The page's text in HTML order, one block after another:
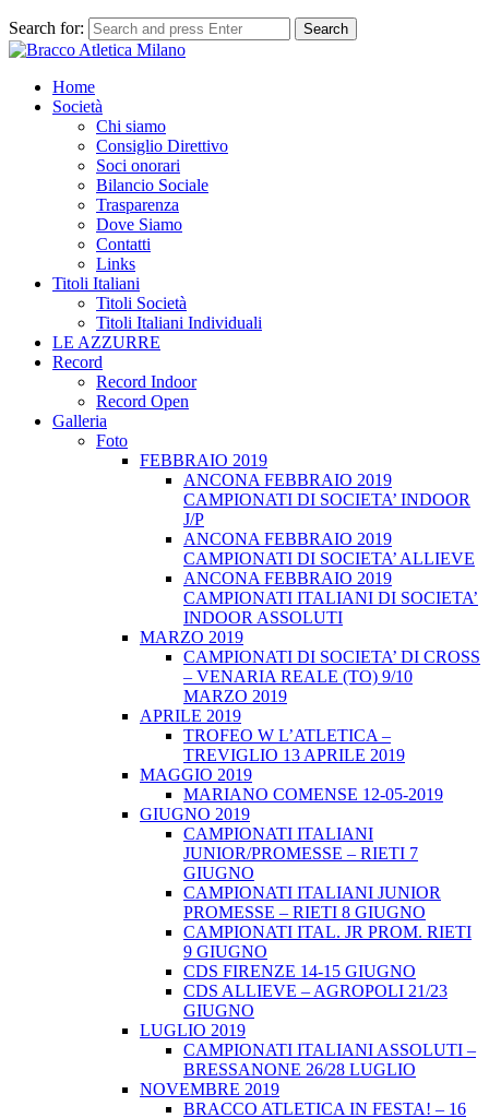
Search for: Search
Home
Società
Chi siamo
Consiglio Direttivo
Soci onorari
Bilancio Sociale
Trasparenza
Dove Siamo
Contatti
Links
Titoli Italiani
Titoli Società
Titoli Italiani Individuali
LE AZZURRE
Record
Record Indoor
Record Open
Galleria
Foto
FEBBRAIO 2019
ANCONA FEBBRAIO 2019
CAMPIONATI DI SOCIETA’ INDOOR
J/P
ANCONA FEBBRAIO 2019
CAMPIONATI DI SOCIETA’ ALLIEVE
ANCONA FEBBRAIO 2019
CAMPIONATI ITALIANI DI SOCIETA’
INDOOR ASSOLUTI
MARZO 2019
CAMPIONATI DI SOCIETA’ DI CROSS
– VENARIA REALE (TO) 9/10
MARZO 2019
APRILE 2019
TROFEO W L’ATLETICA –
TREVIGLIO 13 APRILE 2019
MAGGIO 2019
MARIANO COMENSE 12-05-2019
GIUGNO 2019
CAMPIONATI ITALIANI
JUNIOR/PROMESSE – RIETI 7
GIUGNO
CAMPIONATI ITALIANI JUNIOR
PROMESSE – RIETI 8 GIUGNO
CAMPIONATI ITAL. JR PROM. RIETI
9 GIUGNO
CDS FIRENZE 14-15 GIUGNO
CDS ALLIEVE – AGROPOLI 21/23
GIUGNO
LUGLIO 2019
CAMPIONATI ITALIANI ASSOLUTI –
BRESSANONE 26/28 LUGLIO
NOVEMBRE 2019
BRACCO ATLETICA IN FESTA! – 16